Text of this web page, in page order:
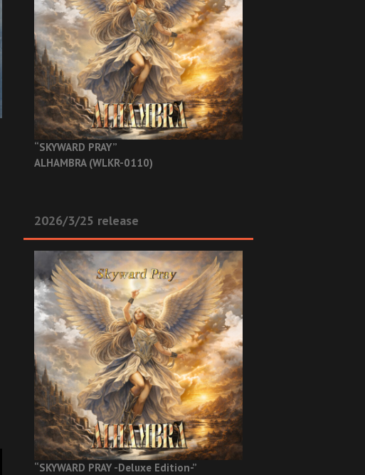
“SKYWARD PRAY”
ALHAMBRA (WLKR-0110)
2026/3/25 release
“SKYWARD PRAY -Deluxe Edition-”